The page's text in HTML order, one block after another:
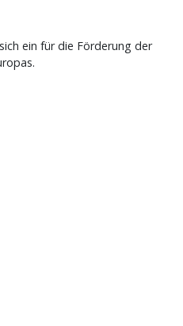
ein für die Förderung der